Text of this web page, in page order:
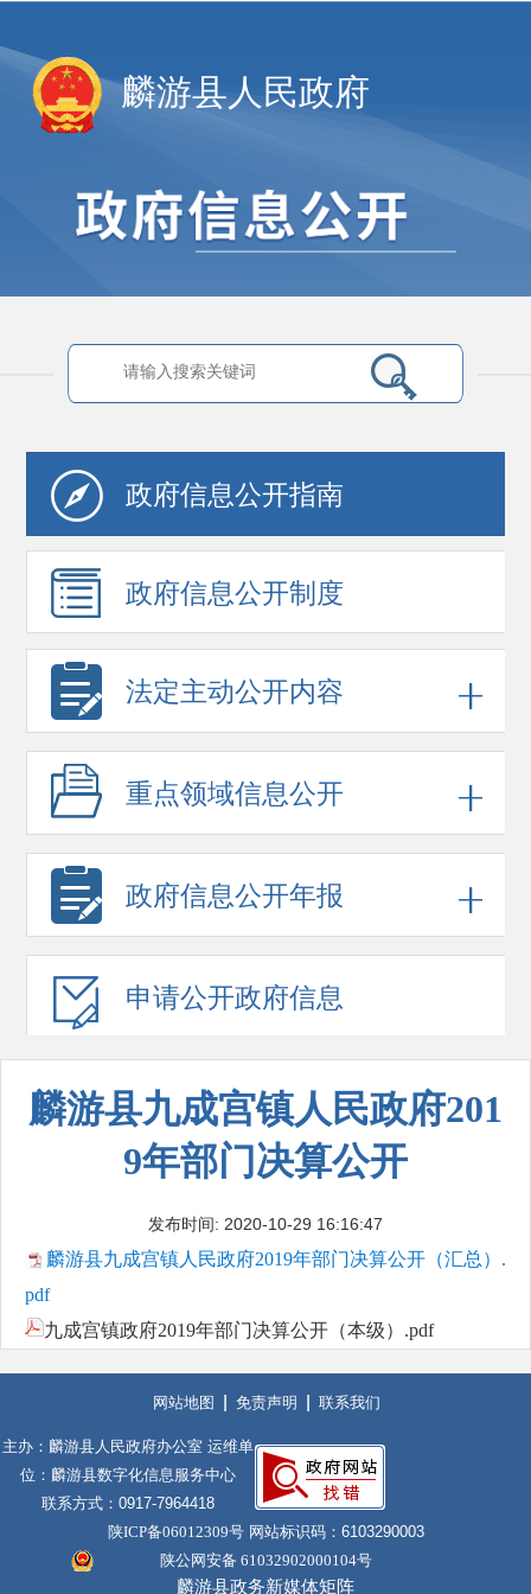
麟游县人民政府
政府信息公开指南
政府信息公开制度
法定主动公开内容
重点领域信息公开
政府信息公开年报
申请公开政府信息
麟游县九成宫镇人民政府201
9年部门决算公开
发布时间: 2020-10-29 16:16:47
麟游县九成宫镇人民政府2019年部门决算公开（汇总）.
pdf
九成宫镇政府2019年部门决算公开（本级）.pdf
网站地图 免责声明 联系我们
主办：麟游县人民政府办公室 运维单
位：麟游县数字化信息服务中心
联系方式：0917-7964418
陕ICP备06012309号网站标识码：6103290003
陕公网安备 61032902000104号
麟游县政务新媒体矩阵